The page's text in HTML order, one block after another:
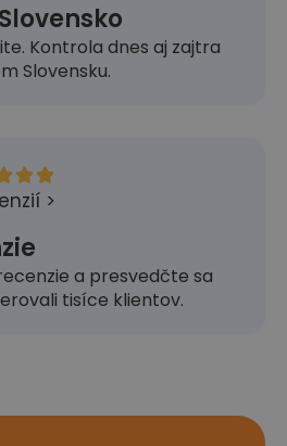
Kontrola dnes aj zajtra
Slovensku.

>
a presvedčte sa
tisíce klientov.